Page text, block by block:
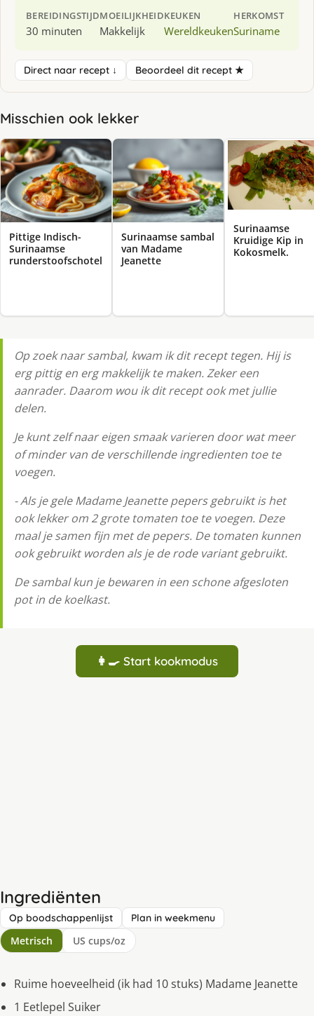
BEREIDINGSTIJD
30 minuten
MOEILIJKHEID
Makkelijk
KEUKEN
Wereldkeuken
HERKOMST
Suriname
Direct naar recept ↓ Beoordeel dit recept ★
Misschien ook lekker
Pittige Indisch-
Surinaamse
runderstoofschotel
Surinaamse sambal
van Madame
Jeanette
Surinaamse
Kruidige Kip in
Kokosmelk.
Op zoek naar sambal, kwam ik dit recept tegen. Hij is
erg pittig en erg makkelijk te maken. Zeker een
aanrader. Daarom wou ik dit recept ook met jullie
delen.
Je kunt zelf naar eigen smaak varieren door wat meer
of minder van de verschillende ingredienten toe te
voegen.
- Als je gele Madame Jeanette pepers gebruikt is het
ook lekker om 2 grote tomaten toe te voegen. Deze
maal je samen fijn met de pepers. De tomaten kunnen
ook gebruikt worden als je de rode variant gebruikt.
De sambal kun je bewaren in een schone afgesloten
pot in de koelkast.
👩‍🍳 Start kookmodus
Ingrediënten
Op boodschappenlijst Plan in weekmenu
Metrisch US cups/oz
Ruime hoeveelheid (ik had 10 stuks) Madame Jeanette
1 Eetlepel Suiker